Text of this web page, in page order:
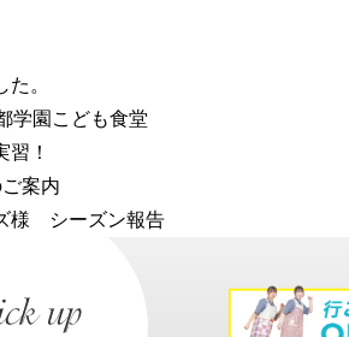
。
学園こども食堂
！
案内
様 シーズン報告